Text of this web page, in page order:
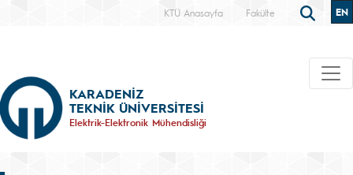
KTÜ Anasayfa Fakülte EN
KARADENİZ
TEKNİK ÜNİVERSİTESİ
Elektrik-Elektronik Mühendisliği